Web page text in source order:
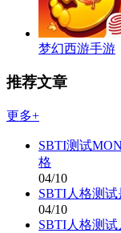
梦幻西游手游
推荐文章
更多+
SBTI测试
格
04/10
SBTI人格测
04/10
SBTI人格测